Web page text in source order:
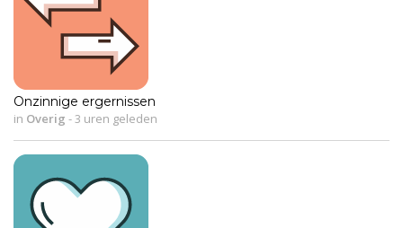
Onzinnige ergernissen
in Overig -3 uren geleden